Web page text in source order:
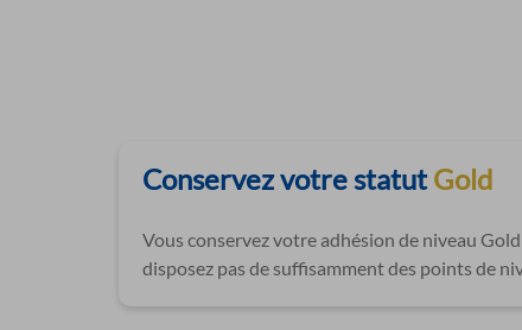
Conservez votre statutGold
Vous conservez votre adhésion de niveau
disposez pas de suffisamment des points de